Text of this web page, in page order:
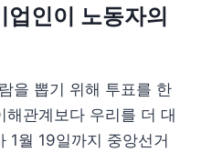
인이 노동자의
을 뽑기 위해 투표를 한
관계보다 우리를 더 대
1월 19일까지 중앙선거